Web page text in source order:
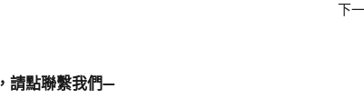
下
請點聯繫我們—